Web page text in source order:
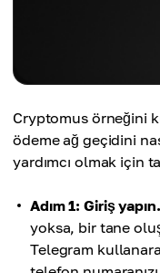
Cryptomus örneğini
ödeme ağ geçidini
yardımcı olmak için
Adım 1: Giriş yapın.
yoksa, bir tane
Telegram